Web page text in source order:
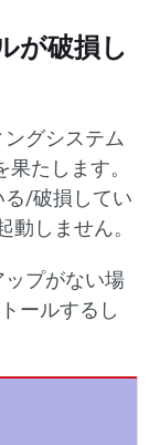
が破損し
グシステム
果たします。
/破損してい
動しません。
プがない場
ールするし